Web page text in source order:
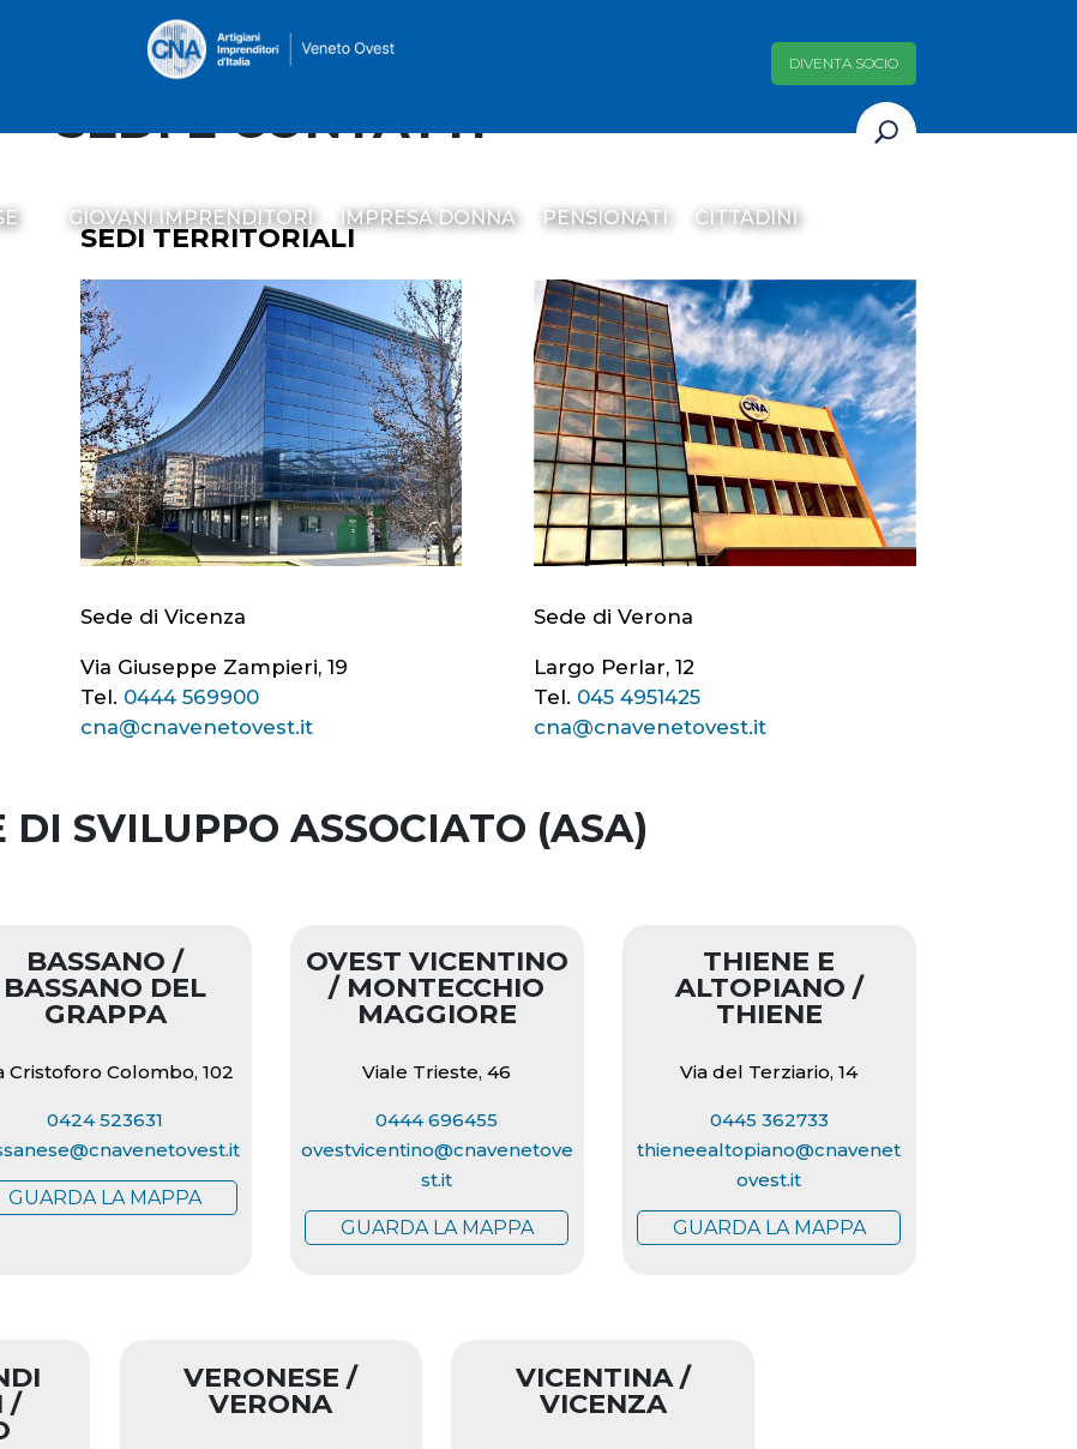
DIVENTA SOCIO
GIOVANI IMPRENDITORI IMPRESA DONNA PENSIONATI CITTADINI
SEDI E CONTATTI
SEDI TERRITORIALI
Sede di Vicenza
Via Giuseppe Zampieri, 19
Tel. 0444 569900
cna@cnavenetovest.it
Sede di Verona
Largo Perlar, 12
Tel. 045 4951425
cna@cnavenetovest.it
DI SVILUPPO ASSOCIATO (ASA)
BASSANO /
BASSANO DEL
GRAPPA
Cristoforo Colombo, 102
0424 523631
GUARDA LA MAPPA
OVEST VICENTINO
/ MONTECCHIO
MAGGIORE
Viale Trieste, 46
0444 696455
ovestvicentino@cnavenetove
st.it
GUARDA LA MAPPA
THIENE E
ALTOPIANO /
THIENE
Via del Terziario, 14
0445 362733
thieneealtopiano@cnavenet
ovest.it
GUARDA LA MAPPA
/
VERONESE /
VERONA
VICENTINA /
VICENZA